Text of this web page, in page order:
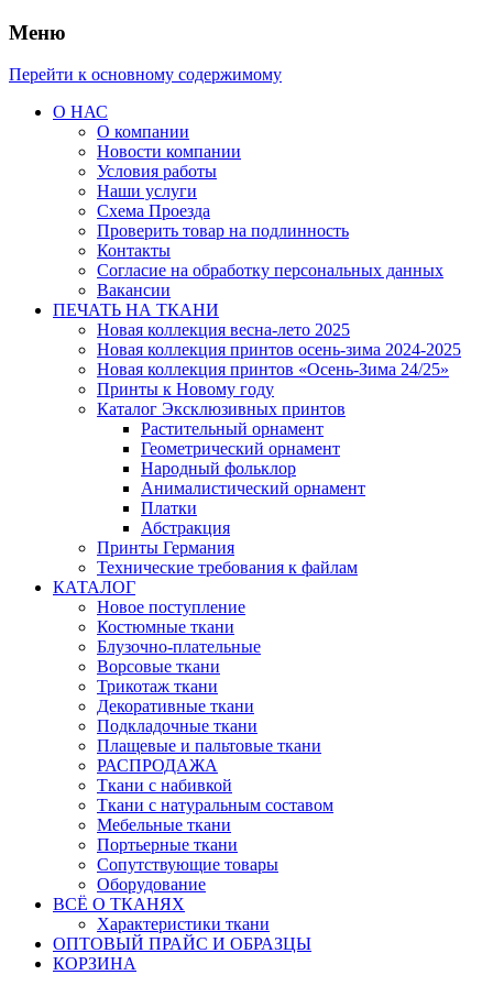
Меню
Перейти к основному содержимому
О НАС
О компании
Новости компании
Условия работы
Наши услуги
Схема Проезда
Проверить товар на подлинность
Контакты
Согласие на обработку персональных данных
Вакансии
ПЕЧАТЬ НА ТКАНИ
Новая коллекция весна-лето 2025
Новая коллекция принтов осень-зима 2024-2025
Новая коллекция принтов «Осень-Зима 24/25»
Принты к Новому году
Каталог Эксклюзивных принтов
Растительный орнамент
Геометрический орнамент
Народный фольклор
Анималистический орнамент
Платки
Абстракция
Принты Германия
Технические требования к файлам
КАТАЛОГ
Новое поступление
Костюмные ткани
Блузочно-плательные
Ворсовые ткани
Трикотаж ткани
Декоративные ткани
Подкладочные ткани
Плащевые и пальтовые ткани
РАСПРОДАЖА
Ткани с набивкой
Ткани с натуральным составом
Мебельные ткани
Портьерные ткани
Сопутствующие товары
Оборудование
ВСЁ О ТКАНЯХ
Характеристики ткани
ОПТОВЫЙ ПРАЙС И ОБРАЗЦЫ
КОРЗИНА